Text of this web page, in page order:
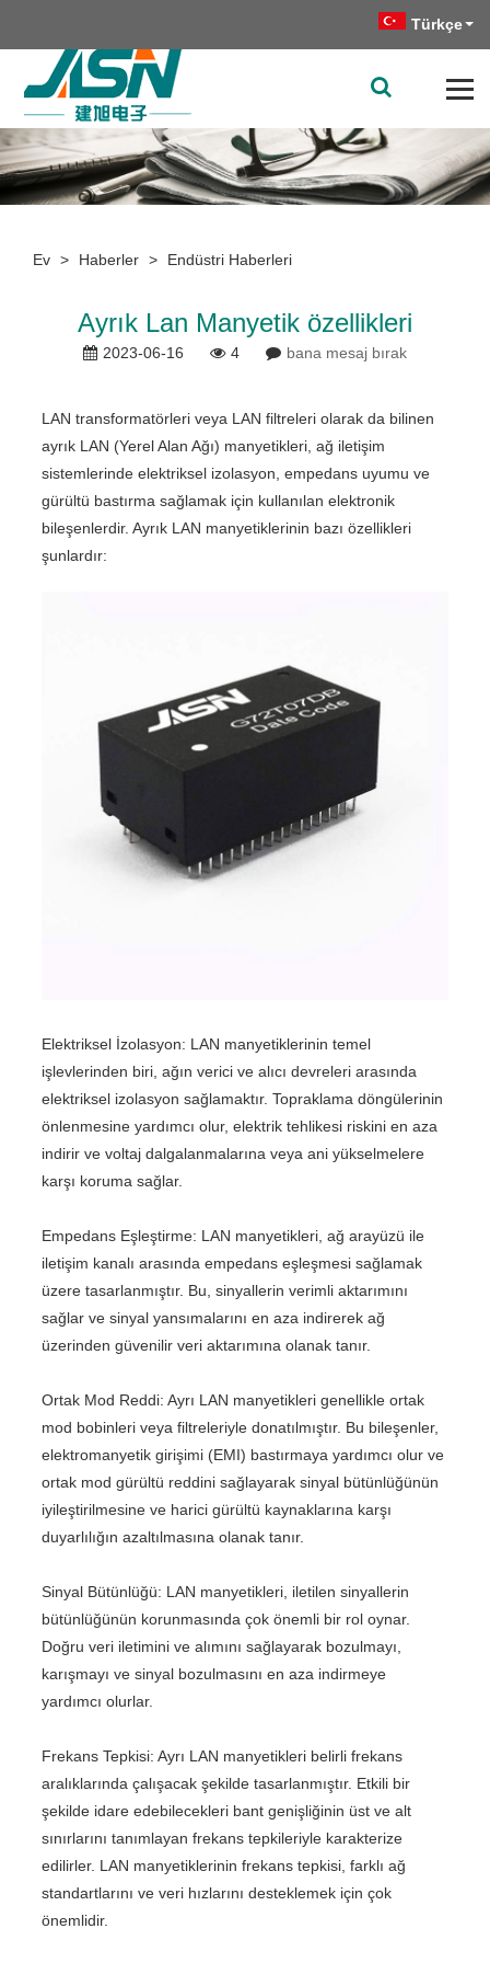
Türkçe
Ev > Haberler > Endüstri Haberleri
Ayrık Lan Manyetik özellikleri
2023-06-16 4 bana mesaj bırak
LAN transformatörleri veya LAN filtreleri olarak da bilinen
ayrık LAN (Yerel Alan Ağı) manyetikleri, ağ iletişim
sistemlerinde elektriksel izolasyon, empedans uyumu ve
gürültü bastırma sağlamak için kullanılan elektronik
bileşenlerdir. Ayrık LAN manyetiklerinin bazı özellikleri
şunlardır:
Elektriksel İzolasyon: LAN manyetiklerinin temel
işlevlerinden biri, ağın verici ve alıcı devreleri arasında
elektriksel izolasyon sağlamaktır. Topraklama döngülerinin
önlenmesine yardımcı olur, elektrik tehlikesi riskini en aza
indirir ve voltaj dalgalanmalarına veya ani yükselmelere
karşı koruma sağlar.
Empedans Eşleştirme: LAN manyetikleri, ağ arayüzü ile
iletişim kanalı arasında empedans eşleşmesi sağlamak
üzere tasarlanmıştır. Bu, sinyallerin verimli aktarımını
sağlar ve sinyal yansımalarını en aza indirerek ağ
üzerinden güvenilir veri aktarımına olanak tanır.
Ortak Mod Reddi: Ayrı LAN manyetikleri genellikle ortak
mod bobinleri veya filtreleriyle donatılmıştır. Bu bileşenler,
elektromanyetik girişimi (EMI) bastırmaya yardımcı olur ve
ortak mod gürültü reddini sağlayarak sinyal bütünlüğünün
iyileştirilmesine ve harici gürültü kaynaklarına karşı
duyarlılığın azaltılmasına olanak tanır.
Sinyal Bütünlüğü: LAN manyetikleri, iletilen sinyallerin
bütünlüğünün korunmasında çok önemli bir rol oynar.
Doğru veri iletimini ve alımını sağlayarak bozulmayı,
karışmayı ve sinyal bozulmasını en aza indirmeye
yardımcı olurlar.
Frekans Tepkisi: Ayrı LAN manyetikleri belirli frekans
aralıklarında çalışacak şekilde tasarlanmıştır. Etkili bir
şekilde idare edebilecekleri bant genişliğinin üst ve alt
sınırlarını tanımlayan frekans tepkileriyle karakterize
edilirler. LAN manyetiklerinin frekans tepkisi, farklı ağ
standartlarını ve veri hızlarını desteklemek için çok
önemlidir.